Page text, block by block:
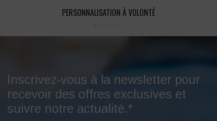
PERSONNALISATION À VOLONTÉ
Inscrivez-vous à la newsletter pour
recevoir des offres exclusives et
suivre notre actualité.*